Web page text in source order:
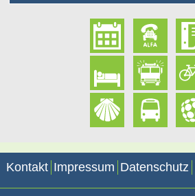
Kontakt Impressum Datenschutz